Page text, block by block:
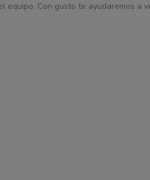
equipo. Con gusto te ayudaremos a